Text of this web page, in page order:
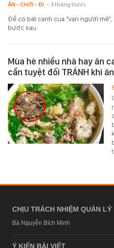
ĂN - CHƠI - ĐI - 3 tháng trước
Để có bát canh cua "vạn người
bước sau.
Mùa hè nhiều nhà hay ăn
cần tuyệt đối TRÁNH khi ăn
CHỊU TRÁCH NHIỆM QUẢN LÝ
Bà Nguyễn Bích Minh
Ý KIẾN BÀI VIẾT